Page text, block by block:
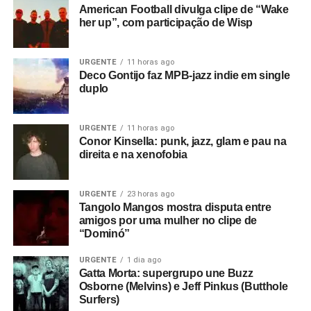
and Mary Chain tinham a ver com isso.
Essa onda surge no clima enevoado, quase como se
você tivesse dificuldade para enxergar na neblina, de
Somewhere
. Também está no drone, que chega a lembrar
uma orquestra se aquecendo, que toma conta de
steps. Por outro lado,
baseado numa espécie de som de ferro rangendo, que
aparece em várias faixas, e ganha mais espaço emOut of
heaven , a última faixa. Um lado pós-punk também vai
see. Essas faces, juntas e equilibradas, formam o clima
sonoro de uma das bandas mais legais da atualidade.
Gostou do texto? Seu apoio mantém o Pop
Fantasma funcionando todo dia.
E se ainda não assinou, dá tempo:assine a
newslettere receba nossos posts direto no e-
American Football divulga clipe de “Wake
her up”, com participação de Wisp
URGENTE 11 horas ago
Deco Gontijo faz MPB-jazz indie em single
duplo
URGENTE 11 horas ago
Conor Kinsella: punk, jazz, glam e pau na
direita e na xenofobia
URGENTE 23 horas ago
Tangolo Mangos mostra disputa entre
amigos por uma mulher no clipe de
“Dominó”
URGENTE 1 dia ago
Gatta Morta: supergrupo une Buzz
Osborne (Melvins) e Jeff Pinkus (Butthole
Surfers)